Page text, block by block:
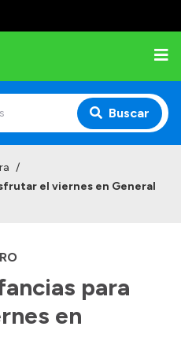
Buscar
/
el viernes en General
para
en